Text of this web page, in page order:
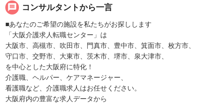
message コンサルタントから一言
■あなたのご希望の施設を私たちがお探しします
「大阪介護求人転職センター」は
大阪市、高槻市、吹田市、門真市、豊中市、箕面市、枚方市、
守口市、交野市、大東市、茨木市、堺市、泉大津市、
を中心とした大阪府に特化！
介護職、ヘルパー、ケアマネージャー、
看護職など、介護職求人はお任せください。
大阪府内の豊富な求人データから